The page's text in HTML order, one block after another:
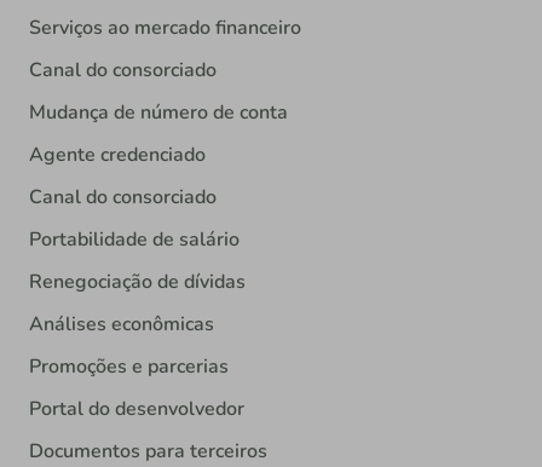
Serviços ao mercado financeiro
Canal do consorciado
Mudança de número de conta
Agente credenciado
Canal do consorciado
Portabilidade de salário
Renegociação de dívidas
Análises econômicas
Promoções e parcerias
Portal do desenvolvedor
Documentos para terceiros